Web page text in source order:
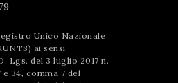
Unico Nazionale
ai sensi
Lgs. del 3 luglio 2017 n.
e 34, comma 7 del